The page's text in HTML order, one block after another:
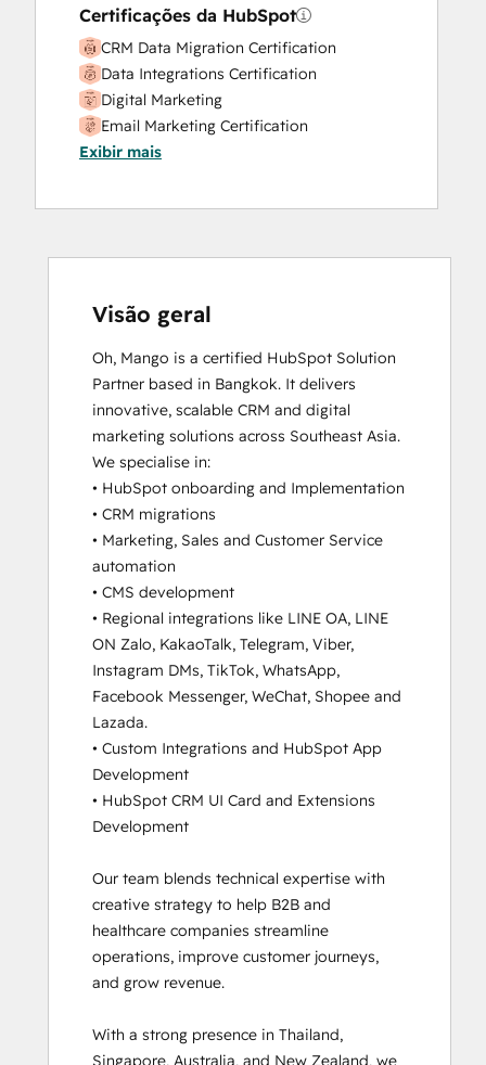
Social Media
Video Production
Website Design
Website Development
Website Migration
Certificações da HubSpot
CRM Data Migration Certification
Data Integrations Certification
Digital Marketing
Email Marketing Certification
Frictionless Sales
APIs
Messaging Tools
HubSpot Content Hub Software
HubSpot Email Marketing Software
Certification
HubSpot Implementation for Partners
HubSpot Marketing Hub Software
Certification
HubSpot Reporting
HubSpot Sales Hub Software
Certification
HubSpot Solutions Partner
Inbound
Inbound Marketing
Inbound Marketing Optimization
Marketing Hub Demo
Revenue Operations
Sales Enablement
Sales Hub Demo
SEO
SEO II
Service Hub Demo Certification
Service Hub Software
Course
Social Media Marketing Certification II
Exibir mais
Visão geral
Oh, Mango is a certified HubSpot Solution
Partner based in Bangkok. It delivers
innovative, scalable CRM and digital
marketing solutions across Southeast Asia.
We specialise in:
• HubSpot onboarding and Implementation
• CRM migrations
• Marketing, Sales and Customer Service
automation
• CMS development
• Regional integrations like LINE OA, LINE
ON Zalo, KakaoTalk, Telegram, Viber,
Instagram DMs, TikTok, WhatsApp,
Facebook Messenger, WeChat, Shopee and
Lazada.
• Custom Integrations and HubSpot App
Development
• HubSpot CRM UI Card and Extensions
Development
Our team blends technical expertise with
creative strategy to help B2B and
healthcare companies streamline
operations, improve customer journeys,
and grow revenue.
With a strong presence in Thailand,
Singapore, Australia, and New Zealand, we